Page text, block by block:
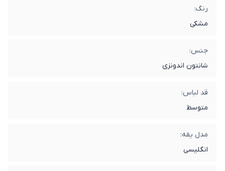
رنگ:
مشکی
جنس:
شانتون اندونزی
قد لباس:
متوسط
مدل یقه:
انگلیسی